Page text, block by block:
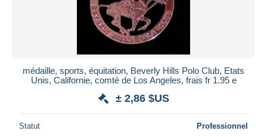
médaille, sports, équitation, Beverly Hills Polo Club, Etats
Unis, Californie, comté de Los Angeles, frais fr 1.95 e
± 2,86 $US
Statut Professionnel